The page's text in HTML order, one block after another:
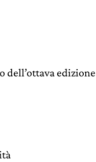
dell’ottava edizione